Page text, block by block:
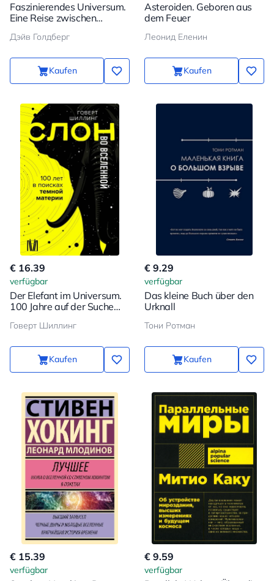
Faszinierendes Universum.
Eine Reise zwischen
zeitlichen Paradoxien und
Unbestimmtheit
Дэйв Голдберг
Kaufen
Asteroiden. Geboren aus
dem Feuer
Леонид Еленин
Kaufen
€ 16.39
verfügbar
Der Elefant im Universum.
100 Jahre auf der Suche
Говерт Шиллинг
Kaufen
€ 9.29
verfügbar
Das kleine Buch über den
Urknall
Тони Ротман
Kaufen
€ 15.39
verfügbar
€ 9.59
verfügbar